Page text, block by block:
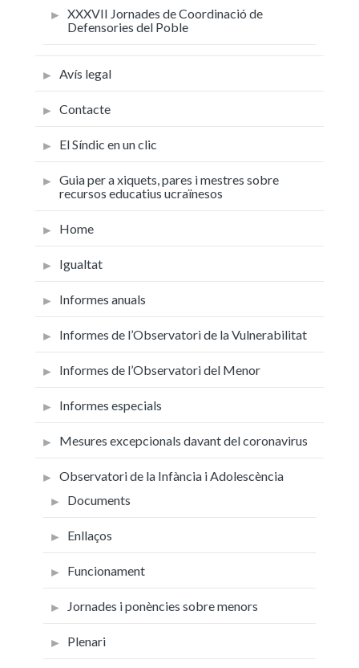
XXXVII Jornades de Coordinació de
Defensories del Poble
Avís legal
Contacte
El Síndic en un clic
Guia per a xiquets, pares i mestres sobre
recursos educatius ucraïnesos
Home
Igualtat
Informes anuals
Informes de l’Observatori de la Vulnerabilitat
Informes de l’Observatori del Menor
Informes especials
Mesures excepcionals davant del coronavirus
Observatori de la Infància i Adolescència
Documents
Enllaços
Funcionament
Jornades i ponències sobre menors
Plenari